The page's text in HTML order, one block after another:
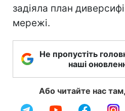
задіяла план
мережі.
Не пропустіть
наші
Або читайте нас